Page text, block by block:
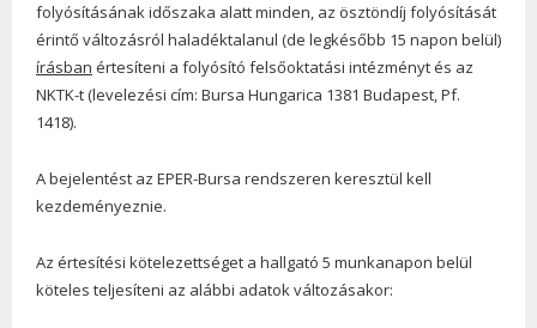
folyósításának időszaka alatt minden, az ösztöndíj folyósítását
érintő változásról haladéktalanul (de legkésőbb 15 napon belül)
írásban értesíteni a folyósító felsőoktatási intézményt és az
NKTK-t (levelezési cím: Bursa Hungarica 1381 Budapest, Pf.
1418).
A bejelentést az EPER-Bursa rendszeren keresztül kell
kezdeményeznie.
Az értesítési kötelezettséget a hallgató 5 munkanapon belül
köteles teljesíteni az alábbi adatok változásakor: